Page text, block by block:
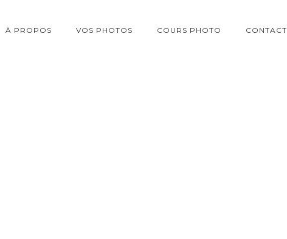
À PROPOS VOS PHOTOS COURS PHOTO CONTACT